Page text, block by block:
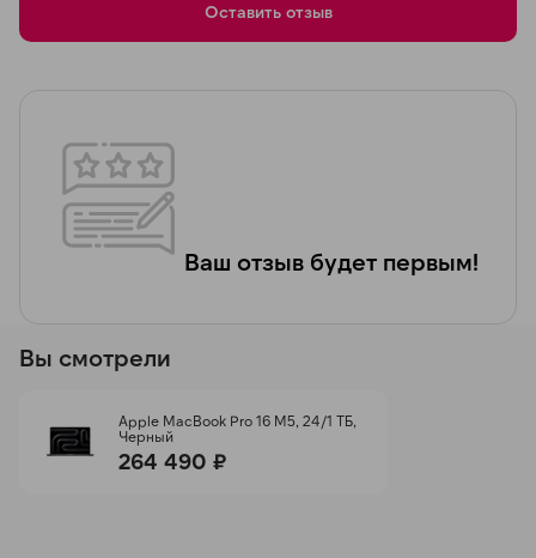
Ваш отзыв будет первым!
Оставить отзыв
Вы смотрели
Apple MacBook Pro 16 M5, 24/1 ТБ,
Черный
264 490 ₽